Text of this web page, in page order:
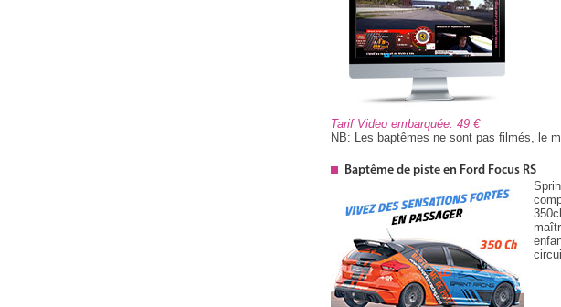
Tarif Video embarquée: 49
NB: Les baptêmes ne sont pas filmés, le
Baptême de piste en Ford Focus RS